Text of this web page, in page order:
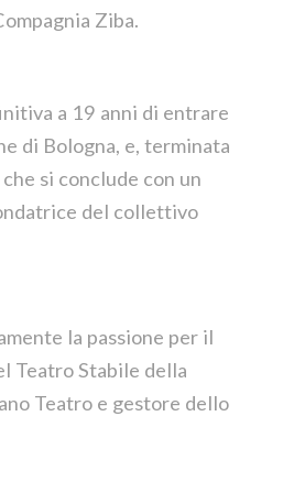
Ziba.
a 19 anni di entrare
di Bologna, e, terminata
si conclude con un
del collettivo
la passione per il
Teatro Stabile della
Teatro e gestore dello